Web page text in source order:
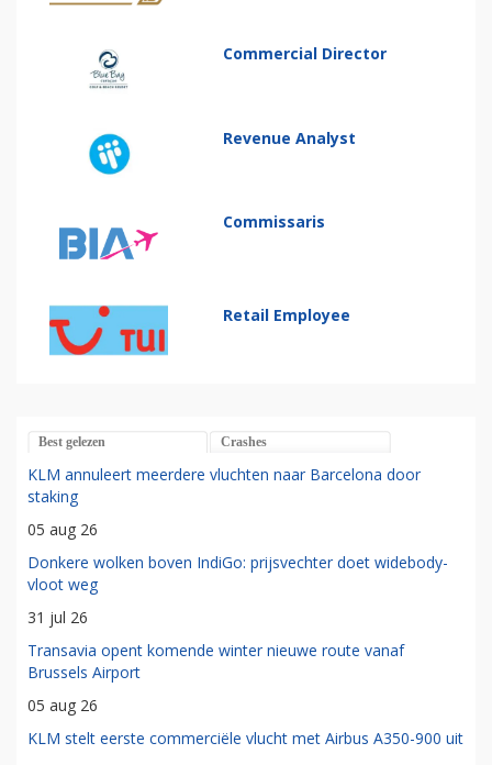
Commercial Director
Revenue Analyst
Commissaris
Retail Employee
Best gelezen Crashes
KLM annuleert meerdere vluchten naar Barcelona door
staking
05 aug 26
Donkere wolken boven IndiGo: prijsvechter doet widebody-
vloot weg
31 jul 26
Transavia opent komende winter nieuwe route vanaf
Brussels Airport
05 aug 26
KLM stelt eerste commerciële vlucht met Airbus A350-900 uit